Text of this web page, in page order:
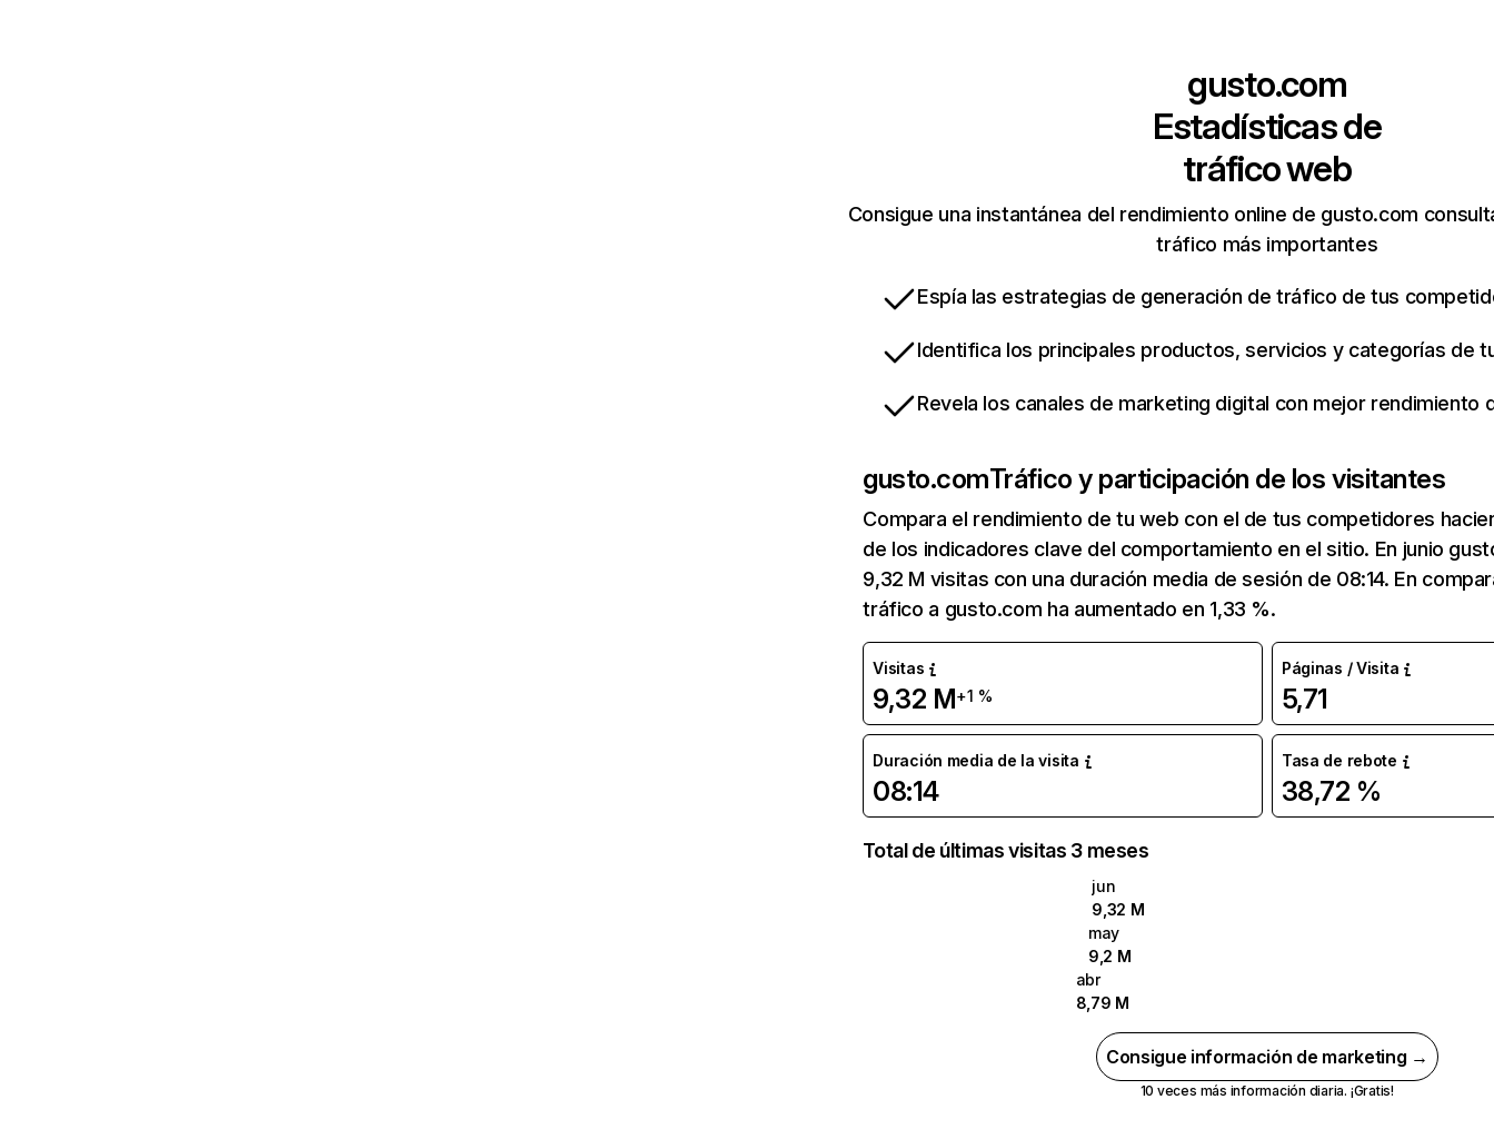
gusto.com
Estadísticas de
tráfico web
Consigue una instantánea del rendimiento online de gusto.com
tráfico más importantes
Espía las estrategias de generación de tráfico de tus
Identifica los principales productos, servicios y categorías de
Revela los canales de marketing digital con mejor rendimiento
gusto.comTráfico y participación de los visitantes
Compara el rendimiento de tu web con el de tus competidores
de los indicadores clave del comportamiento en el sitio. En junio
9,32 M visitas con una duración media de sesión de 08:14. En
tráfico a gusto.com ha aumentado en 1,33 %.
Visitas
9,32 M+1 %
Páginas / Visita
5,71
Duración media de la visita
08:14
Tasa de rebote
38,72 %
Total de últimas visitas 3 meses
jun
9,32 M
may
9,2 M
abr
8,79 M
Consigue información de marketing →
10 veces más información diaria. ¡Gratis!